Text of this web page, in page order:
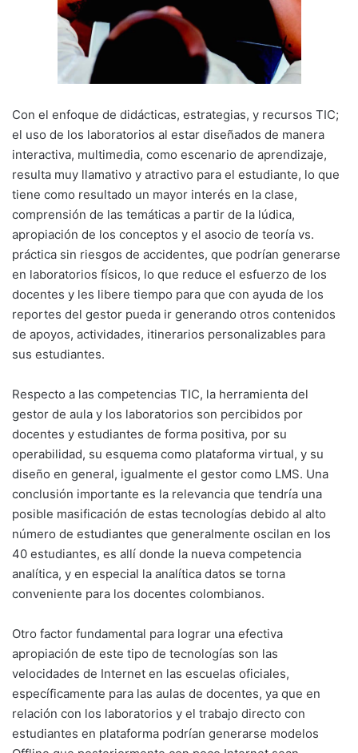
Con el enfoque de didácticas, estrategias, y recursos TIC;
el uso de los laboratorios al estar diseñados de manera
interactiva, multimedia, como escenario de aprendizaje,
resulta muy llamativo y atractivo para el estudiante, lo que
tiene como resultado un mayor interés en la clase,
comprensión de las temáticas a partir de la lúdica,
apropiación de los conceptos y el asocio de teoría vs.
práctica sin riesgos de accidentes, que podrían generarse
en laboratorios físicos, lo que reduce el esfuerzo de los
docentes y les libere tiempo para que con ayuda de los
reportes del gestor pueda ir generando otros contenidos
de apoyos, actividades, itinerarios personalizables para
sus estudiantes.
Respecto a las competencias TIC, la herramienta del
gestor de aula y los laboratorios son percibidos por
docentes y estudiantes de forma positiva, por su
operabilidad, su esquema como plataforma virtual, y su
diseño en general, igualmente el gestor como LMS. Una
conclusión importante es la relevancia que tendría una
posible masificación de estas tecnologías debido al alto
número de estudiantes que generalmente oscilan en los
40 estudiantes, es allí donde la nueva competencia
analítica, y en especial la analítica datos se torna
conveniente para los docentes colombianos.
Otro factor fundamental para lograr una efectiva
apropiación de este tipo de tecnologías son las
velocidades de Internet en las escuelas oficiales,
específicamente para las aulas de docentes, ya que en
relación con los laboratorios y el trabajo directo con
estudiantes en plataforma podrían generarse modelos